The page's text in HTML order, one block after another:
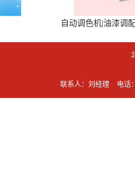
自动调色机|油漆调
联系人：刘经理 电话